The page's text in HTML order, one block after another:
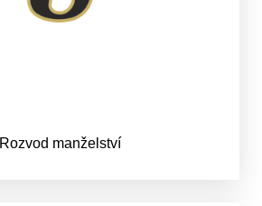
Rozvod manželství